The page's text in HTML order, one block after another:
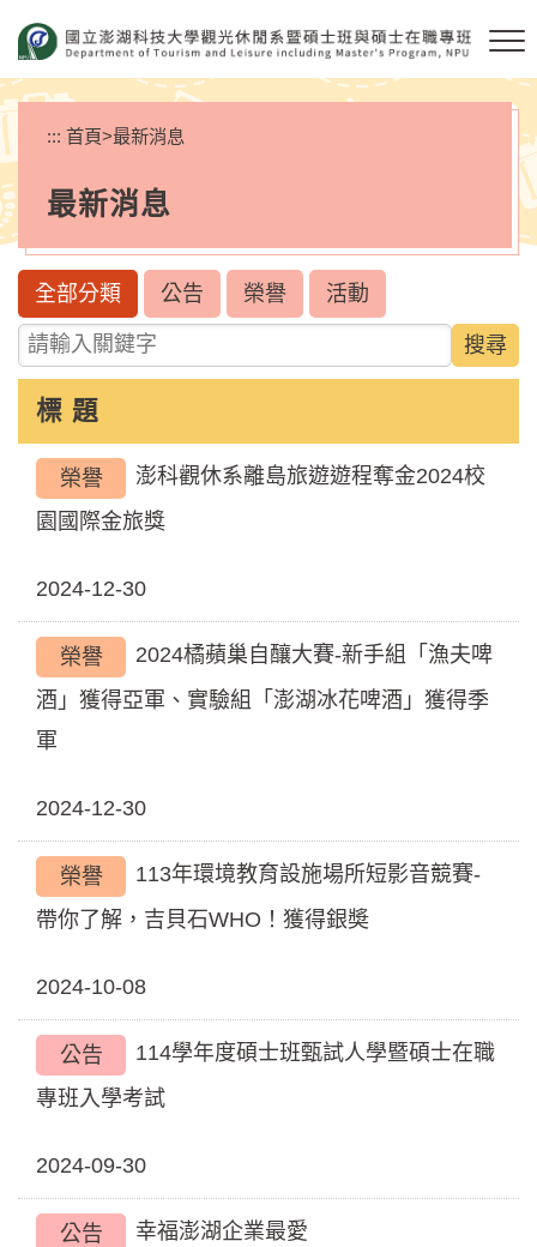
要
內
容
區
塊
::: 首頁>最新消息
最新消息
全部分類 公告 榮譽 活動
請輸入關鍵字
標 題
榮譽
澎科觀休系離島旅遊遊程奪金2024校
園國際金旅獎
2024-12-30
榮譽
2024橘蘋巢自釀大賽-新手組「漁夫啤
酒」獲得亞軍、實驗組「澎湖冰花啤酒」獲得季
軍
2024-12-30
榮譽
113年環境教育設施場所短影音競賽-
帶你了解，吉貝石WHO！獲得銀奬
2024-10-08
公告
114學年度碩士班甄試人學暨碩士在職
專班入學考試
2024-09-30
公告 幸福澎湖企業最愛